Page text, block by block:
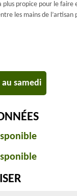
propice pour le faire
les mains de l’artisan
samedi